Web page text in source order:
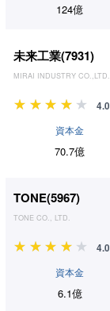
124億
未来工業(7931)
MIRAI INDUSTRY CO.,LTD.
4.0
資本金
70.7億
TONE(5967)
TONE CO., LTD.
4.0
資本金
6.1億